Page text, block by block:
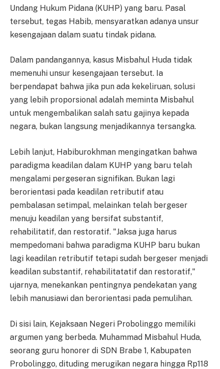
Undang Hukum Pidana (KUHP) yang baru. Pasal
tersebut, tegas Habib, mensyaratkan adanya unsur
kesengajaan dalam suatu tindak pidana.
Dalam pandangannya, kasus Misbahul Huda tidak
memenuhi unsur kesengajaan tersebut. Ia
berpendapat bahwa jika pun ada kekeliruan, solusi
yang lebih proporsional adalah meminta Misbahul
untuk mengembalikan salah satu gajinya kepada
negara, bukan langsung menjadikannya tersangka.
Lebih lanjut, Habiburokhman mengingatkan bahwa
paradigma keadilan dalam KUHP yang baru telah
mengalami pergeseran signifikan. Bukan lagi
berorientasi pada keadilan retributif atau
pembalasan setimpal, melainkan telah bergeser
menuju keadilan yang bersifat substantif,
rehabilitatif, dan restoratif. "Jaksa juga harus
mempedomani bahwa paradigma KUHP baru bukan
lagi keadilan retributif tetapi sudah bergeser menjadi
keadilan substantif, rehabilitatatif dan restoratif,"
ujarnya, menekankan pentingnya pendekatan yang
lebih manusiawi dan berorientasi pada pemulihan.
Di sisi lain, Kejaksaan Negeri Probolinggo memiliki
argumen yang berbeda. Muhammad Misbahul Huda,
seorang guru honorer di SDN Brabe 1, Kabupaten
Probolinggo, dituding merugikan negara hingga Rp118